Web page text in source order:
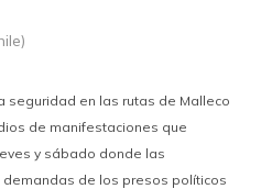
seguridad en las rutas de Malleco
de manifestaciones que
y sábado donde las
de los presos políticos